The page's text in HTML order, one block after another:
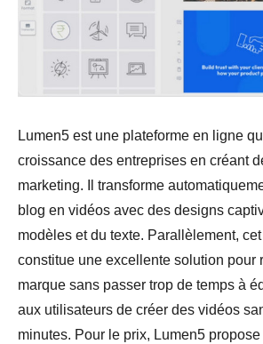
Lumen5 est une plateforme en ligne
croissance des entreprises en créant
marketing. Il transforme
blog en vidéos avec des designs
modèles et du texte. Parallèlement,
constitue une excellente solution pour
marque sans passer trop de temps à
aux utilisateurs de créer des vidéos
minutes. Pour le prix, Lumen5 propose